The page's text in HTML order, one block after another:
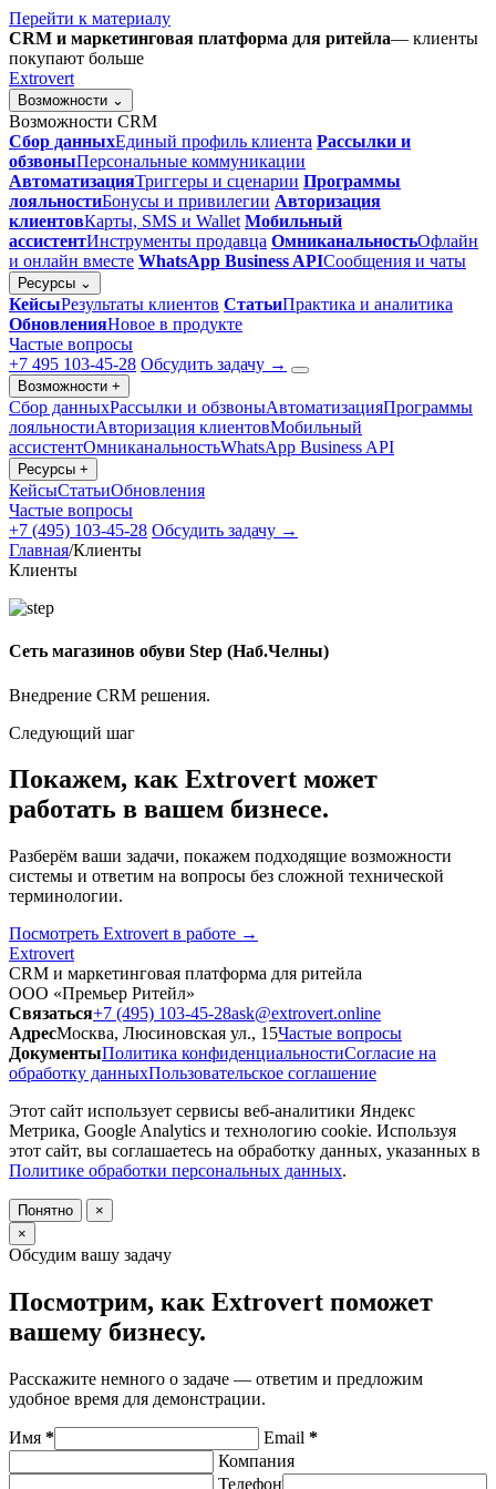
Перейти к материалу
CRM и маркетинговая платформа для ритейла— клиенты
покупают больше
Extrovert
Возможности ⌄
Возможности CRM
Сбор данныхЕдиный профиль клиента Рассылки и
обзвоныПерсональные коммуникации
АвтоматизацияТриггеры и сценарии Программы
лояльностиБонусы и привилегии Авторизация
клиентовКарты, SMS и Wallet Мобильный
ассистентИнструменты продавца ОмниканальностьОфлайн
и онлайн вместе WhatsApp Business APIСообщения и чаты
Ресурсы ⌄
КейсыРезультаты клиентов СтатьиПрактика и аналитика
ОбновленияНовое в продукте
Частые вопросы
+7 495 103-45-28 Обсудить задачу →
Возможности +
Сбор данныхРассылки и обзвоныАвтоматизацияПрограммы
лояльностиАвторизация клиентовМобильный
ассистентОмниканальностьWhatsApp Business API
Ресурсы +
КейсыСтатьиОбновления
Частые вопросы
+7 (495) 103-45-28 Обсудить задачу →
Главная/Клиенты
Клиенты
Сеть магазинов обуви Step (Наб.Челны)
Внедрение CRM решения.
Следующий шаг
Покажем, как Extrovert может
работать в вашем бизнесе.
Разберём ваши задачи, покажем подходящие возможности
системы и ответим на вопросы без сложной технической
терминологии.
Посмотреть Extrovert в работе →
Extrovert
CRM и маркетинговая платформа для ритейла
ООО «Премьер Ритейл»
Связаться+7 (495) 103-45-28ask@extrovert.online
АдресМосква, Люсиновская ул., 15Частые вопросы
ДокументыПолитика конфиденциальностиСогласие на
обработку данныхПользовательское соглашение
Этот сайт использует сервисы веб-аналитики Яндекс
Метрика, Google Analytics и технологию cookie. Используя
этот сайт, вы соглашаетесь на обработку данных, указанных в
Политике обработки персональных данных.
Понятно
×
×
Обсудим вашу задачу
Посмотрим, как Extrovert поможет
вашему бизнесу.
Расскажите немного о задаче — ответим и предложим
удобное время для демонстрации.
Имя * Email *
Компания
Телефон